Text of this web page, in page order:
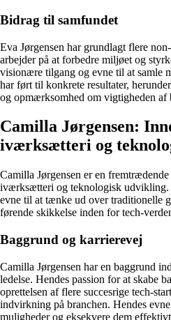
Bidrag til samfundet
Eva Jørgensen har grundlagt flere
arbejder på at forbedre miljøet og
visionære tilgang og evne til at samle
har ført til konkrete resultater,
og opmærksomhed om vigtigheden af
Camilla Jørgensen:
iværksætteri og
Camilla Jørgensen er en
iværksætteri og teknologisk udvikling.
evne til at tænke ud over traditionelle
førende skikkelse inden for tech-
Baggrund og karrierevej
Camilla Jørgensen har en baggrund
ledelse. Hendes passion for at skabe
oprettelsen af flere succesrige tech-
indvirkning på branchen. Hendes
muligheder og eksekvere dem